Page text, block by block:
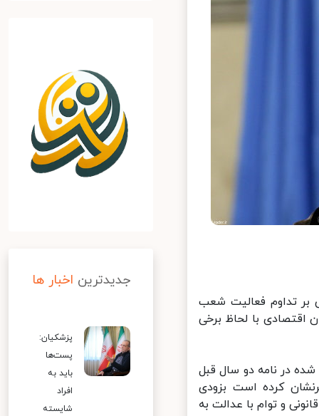
تداوم فعالیت شعب
با لحاظ برخی
در نامه دو سال قبل
کرده است بزودی
و توام با عدالت به
جدیدترین اخبار ها
پزشکیان:
پست‌ها
باید به
افراد
شایسته